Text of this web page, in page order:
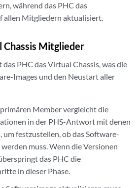
während das PHC das
allen Mitgliedern aktualisiert.
Mitglieder
PHC das Virtual Chassis, was die
Images und den Neustart aller
Member vergleicht die
in der PHS-Antwort mit denen
um festzustellen, ob das Software-
muss. Wenn die Versionen
das PHC die
in dieser Phase.